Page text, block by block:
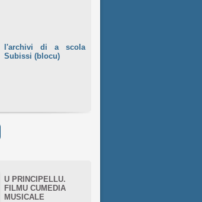
l'archivi di a scola
Subissi (blocu)
U PRINCIPELLU.
FILMU CUMEDIA
MUSICALE